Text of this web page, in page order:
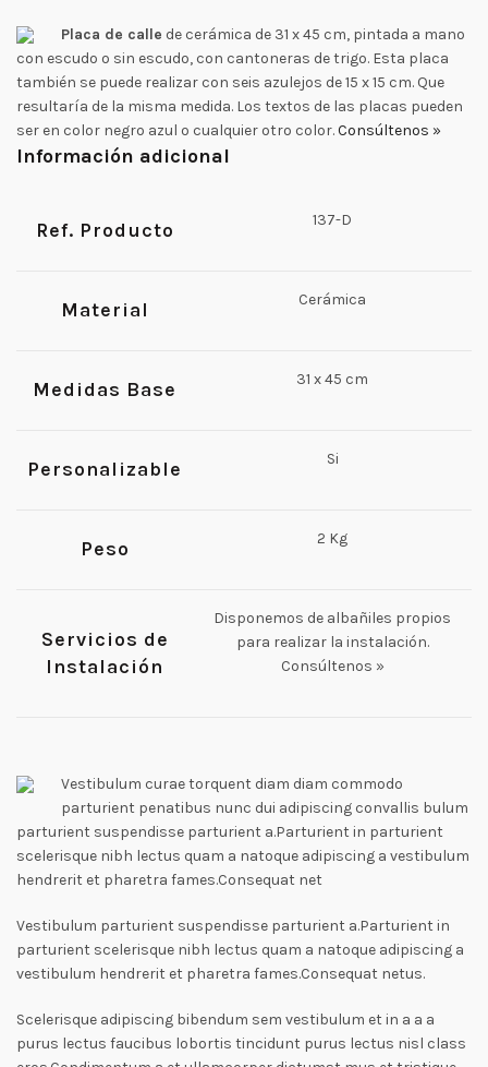
Placa de calle de cerámica de 31 x 45 cm, pintada a mano
con escudo o sin escudo, con cantoneras de trigo. Esta placa
también se puede realizar con seis azulejos de 15 x 15 cm. Que
resultaría de la misma medida. Los textos de las placas pueden
ser en color negro azul o cualquier otro color.Consúltenos »
Información adicional
Ref. Producto 137-D
Material Cerámica
Medidas Base 31 x 45 cm
Personalizable Si
Peso 2 Kg
Servicios de
Instalación
Disponemos de albañiles propios
para realizar la instalación.
Consúltenos »
Vestibulum curae torquent diam diam commodo
parturient penatibus nunc dui adipiscing convallis bulum
parturient suspendisse parturient a.Parturient in parturient
scelerisque nibh lectus quam a natoque adipiscing a vestibulum
hendrerit et pharetra fames.Consequat net
Vestibulum parturient suspendisse parturient a.Parturient in
parturient scelerisque nibh lectus quam a natoque adipiscing a
vestibulum hendrerit et pharetra fames.Consequat netus.
Scelerisque adipiscing bibendum sem vestibulum et in a a a
purus lectus faucibus lobortis tincidunt purus lectus nisl class